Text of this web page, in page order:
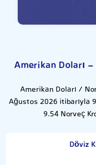
Amerikan Doları
Amerikan Doları /
Ağustos 2026 itibarıyla
9.54 Norveç
Döviz